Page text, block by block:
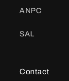
ANPC
SAL
Contact